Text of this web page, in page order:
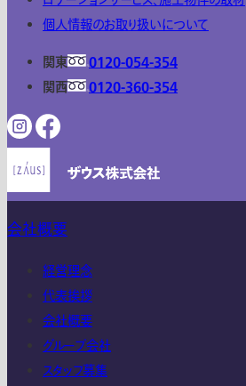
個人情報のお取り扱いについて
関東
0120-054-354
関西
0120-360-354
会社概要
経営理念
代表挨拶
会社概要
グループ会社
スタッフ募集